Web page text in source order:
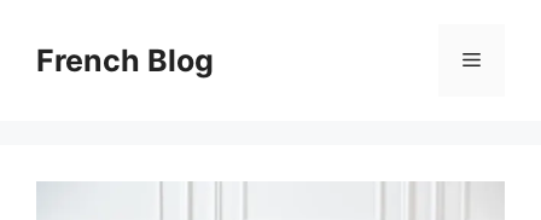
contentFrench Blog Menu